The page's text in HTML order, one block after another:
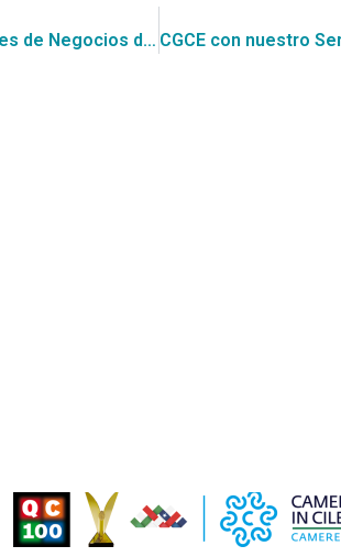
Contrata nuestro Servicio de Búsqueda de Oportunidades de Negocios de CGCE, el cual encontró esta Consulta al Mercado (RFI) para “Reparación de calzada en mal estado, comuna Quinta Normal”